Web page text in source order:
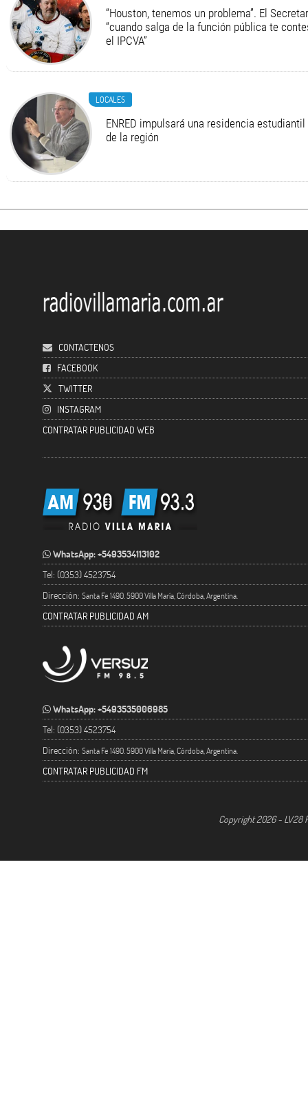
“Houston, tenemos un problema”. El
“cuando salga de la función pública te
el IPCVA”
LOCALES
ENRED impulsará una residencia
de la región
CONTACTENOS
FACEBOOK
TWITTER
INSTAGRAM
CONTRATAR PUBLICIDAD WEB
WhatsApp: +5493534113102
Tel: (0353) 4523754
Dirección: Santa Fe 1490. 5900 Villa María, Córdoba, Argentina.
CONTRATAR PUBLICIDAD AM
WhatsApp: +5493535006985
Tel: (0353) 4523754
Dirección: Santa Fe 1490. 5900 Villa María, Córdoba, Argentina.
CONTRATAR PUBLICIDAD FM
Copyright 2026 - LV28